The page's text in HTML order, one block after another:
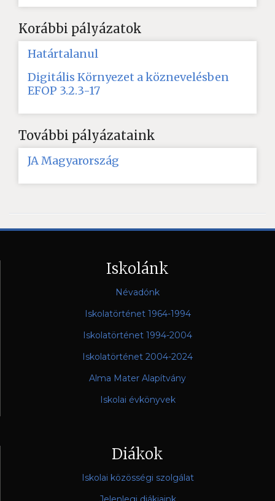
Korábbi pályázatok
Határtalanul
Digitális Környezet a köznevelésben
EFOP 3.2.3-17
További pályázataink
JA Magyarország
Iskolánk
Névadónk
Iskolatörténet 1964-1994
Iskolatörténet 1994-2004
Iskolatörténet 2004-2024
Alma Mater Alapítvány
Iskolai évkönyvek
Diákok
Iskolai közösségi szolgálat